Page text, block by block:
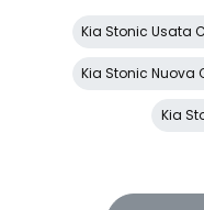
Kia Stonic Usata
Kia Stonic Nuova
Kia